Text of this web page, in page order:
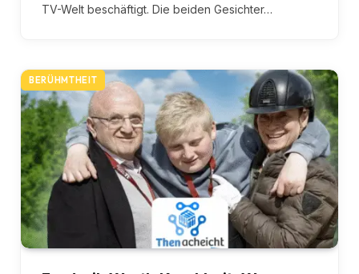
TV-Welt beschäftigt. Die beiden Gesichter…
BERÜHMTHEIT